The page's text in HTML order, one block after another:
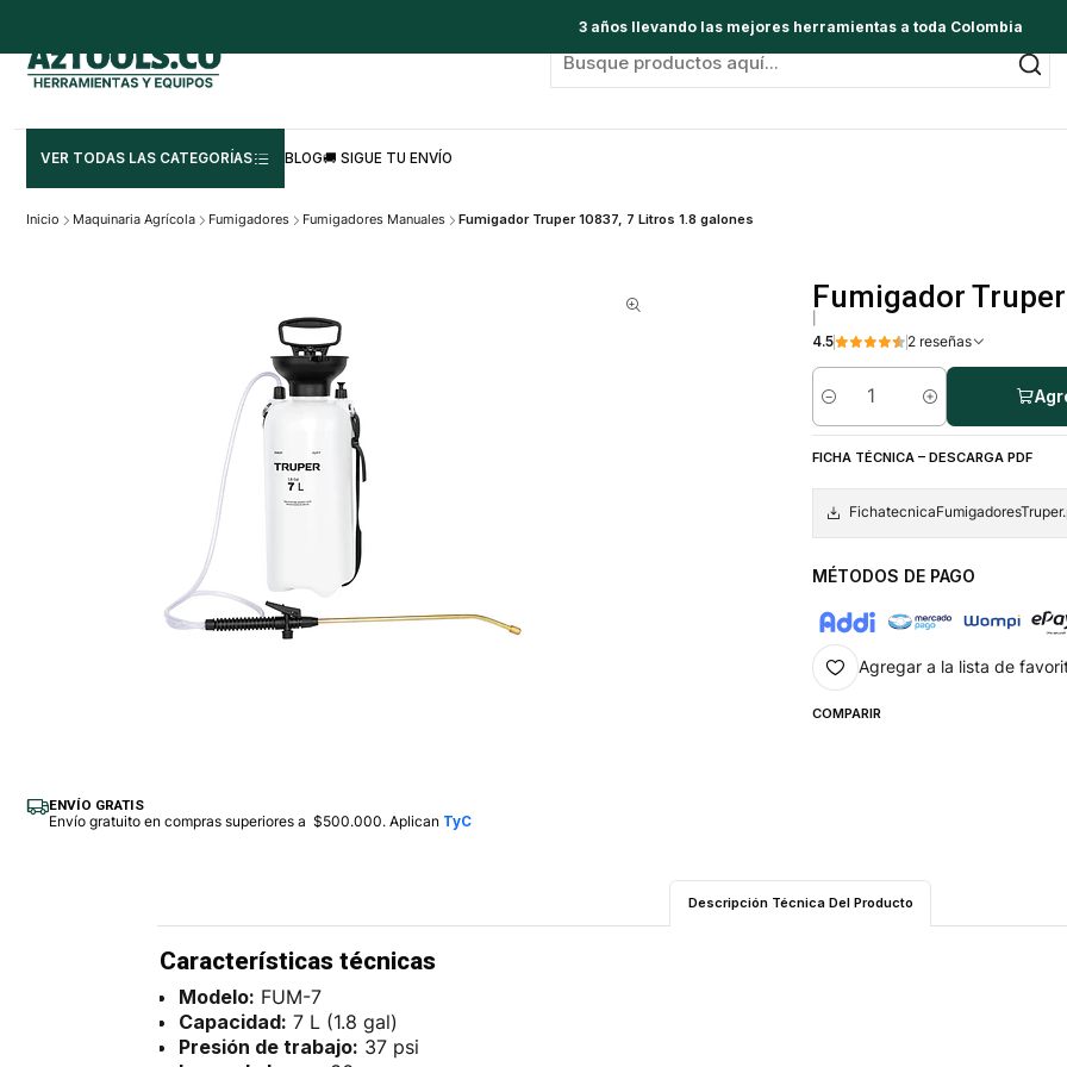
VER TODAS LAS CATEGORÍAS BLOG🚚 SIGUE TU ENVÍO
3 años llevando las mejores herramientas a toda Colombia
Inicio Maquinaria Agrícola Fumigadores Fumigadores Manuales Fumigador Truper 10837, 7 Litros 1.8 galones
Fumigador
4.5
2 reseñas
Cantidad
FICHA TÉCNICA – DESCARGA PDF
MÉTODOS DE PAGO
Agregar a la lista de
COMPARIR
ENVÍO GRATIS
Envío gratuito en compras superiores a $500.000. Aplican TyC
Descripción Técnica Del Producto
Características técnicas
Modelo: FUM-7
Capacidad: 7 L (1.8 gal)
Presión de trabajo: 37 psi